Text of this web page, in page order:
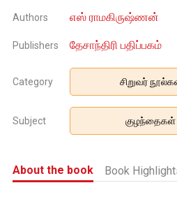
Authors எஸ் ராமகிருஷ்ணன்
Publishers தேசாந்திரி பதிப்பகம்
Category சிறுவர்
Subject குழந்தைகள்
About the book Book